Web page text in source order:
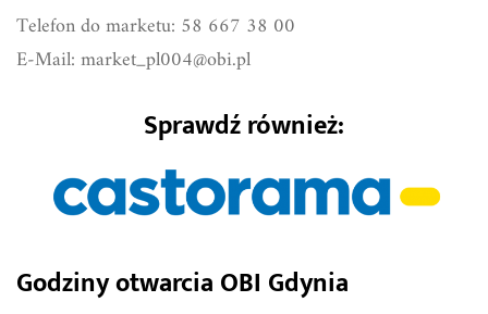
Telefon do marketu: 58 667 38 00
E-Mail:market_pl004@obi.pl
Sprawdź również:
Godziny otwarcia OBI Gdynia